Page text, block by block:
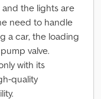
the lights are
need to handle
a car, the loading
valve.
with its
quality